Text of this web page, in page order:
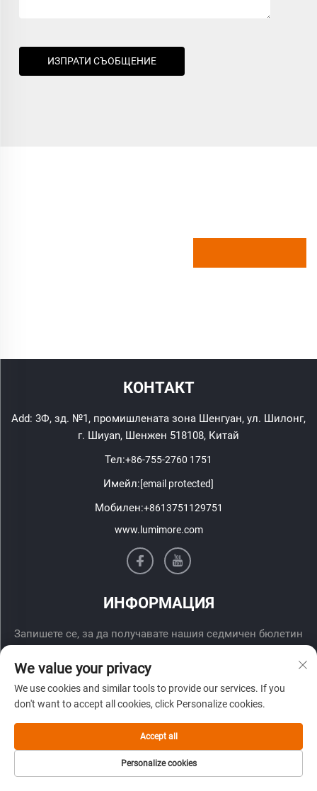
ИЗПРАТИ СЪОБЩЕНИЕ
КОНТАКТ
Add: 3Ф, зд. №1, промишлената зона Шенгуан, ул. Шилонг,
г. Шиyan, Шенжен 518108, Китай
Тел:+86-755-2760 1751
Имейл:[email protected]
Мобилен:+8613751129751
www.lumimore.com
ИНФОРМАЦИЯ
Запишете се, за да получавате нашия седмичен бюлетин
Изпрати
We value your privacy
We use cookies and similar tools to provide our services. If you
don't want to accept all cookies, click Personalize cookies.
Personalize cookies
Accept all